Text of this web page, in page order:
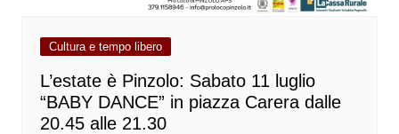
Cultura e tempo libero
L’estate è Pinzolo: Sabato 11 luglio
“BABY DANCE” in piazza Carera dalle
20.45 alle 21.30